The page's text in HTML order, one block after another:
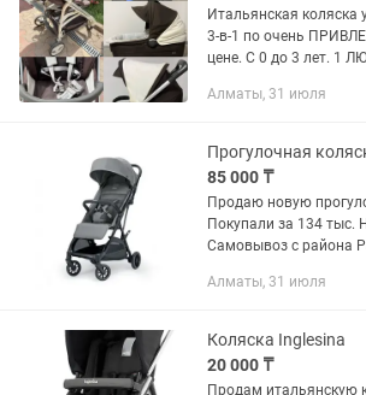
Итальянская коляска
3-в-1 по очень
цене. С 0 до 3 лет. 1 ЛЮЛЬКА со
мягкого хлопка,
окошком),...
Алматы, 31 июля
85 000 ₸
Продаю новую
Покупали за 134 тыс.
Самовывоз с района
air z
Алматы, 31 июля
Коляска Inglesina
20 000 ₸
Продам итальянскую